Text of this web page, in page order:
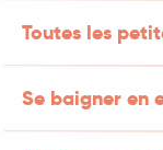
Toutes les
Se baigner en
le fruit
Avec leur
ils